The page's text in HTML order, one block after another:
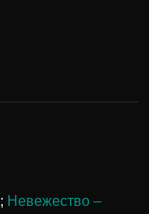
; Невежество –